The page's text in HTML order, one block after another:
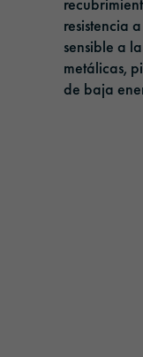
resistencia
sensible a
metálicas,
de baja